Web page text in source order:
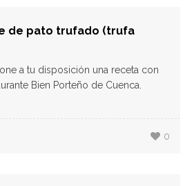
de pato trufado (trufa
a tu disposición una receta con
Bien Porteño de Cuenca.
0